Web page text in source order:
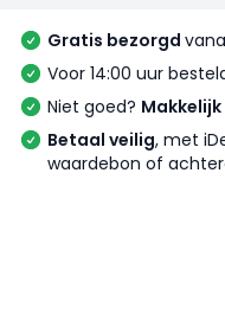
Gratis bezorgd
Voor 14:00 uur
Niet goed?
Betaal veilig, met
waardebon of